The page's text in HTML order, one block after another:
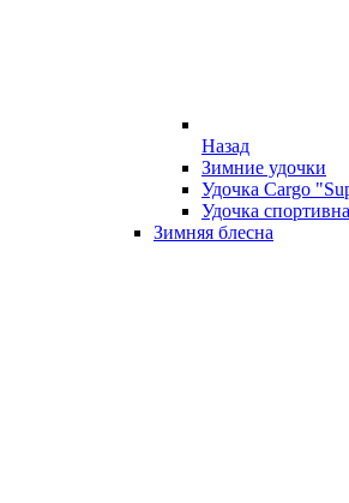
Назад
Зимние удочки
Удочка Cargo
Удочка
Зимняя блесна